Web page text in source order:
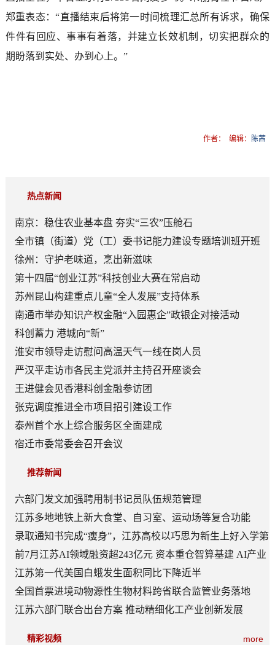
郑重表态：“直播结束后将第一时间梳理汇总所有诉求，确保
件件有回应、事事有着落，并建立长效机制，切实把群众的
期盼落到实处、办到心上。”
作者： 编辑： 陈茜
热点新闻
南京：稳住农业基本盘 夯实“三农”压舱石
全市镇（街道）党（工）委书记能力建设专题培训班开班
徐州：守护老味道，烹出新滋味
第十四届“创业江苏”科技创业大赛在常启动
苏州昆山构建重点儿童“全人发展”支持体系
南通市举办知识产权金融“入园惠企”政银企对接活动
科创蓄力 港城向“新”
淮安市领导走访慰问高温天气一线在岗人员
严汉平走访市各民主党派并主持召开座谈会
王进健会见香港科创金融参访团
张克调度推进全市项目招引建设工作
泰州首个水上综合服务区全面建成
宿迁市委常委会召开会议
推荐新闻
六部门发文加强聘用制书记员队伍规范管理
江苏多地地铁上新大食堂、自习室、运动场等复合功能
——从“客流通道”到“生活场景”
录取通知书完成“瘦身”，江苏高校以巧思为新生上好入学第
一课
前7月江苏AI领域融资超243亿元 资本重仓智算基建 AI产业
底盘夯实
江苏第一代美国白蛾发生面积同比下降近半
全国首票进境动物源性生物材料跨省联合监管业务落地
江苏六部门联合出台方案 推动精细化工产业创新发展
more
精彩视频